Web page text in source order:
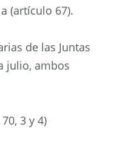
(artículo 67).
de las Juntas
julio, ambos
3 y 4)